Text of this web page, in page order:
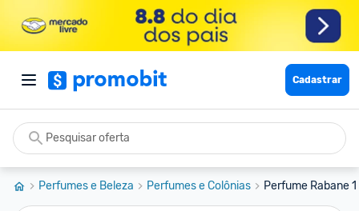
Cadastrar
Perfumes e Beleza Perfumes e Colônias Perfume Rabane